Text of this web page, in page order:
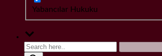
Yabancılar Hukuku